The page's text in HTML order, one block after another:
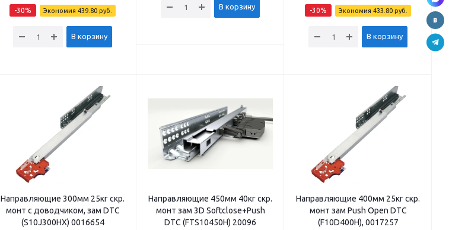
-30% Экономия 439.80руб.
В корзину
В корзину -30% Экономия 433.80руб.
В корзину
Направляющие 300мм 25кг скр.
монт с доводчиком, зам DTC
(S10J300НХ) 0016654
Направляющие 450мм 40кг скр.
монт зам 3D Softclose+Push
DTC (FTS10450H) 20096
Направляющие 400мм 25кг скр.
монт зам Push Open DTC
(F10D400Н), 0017257